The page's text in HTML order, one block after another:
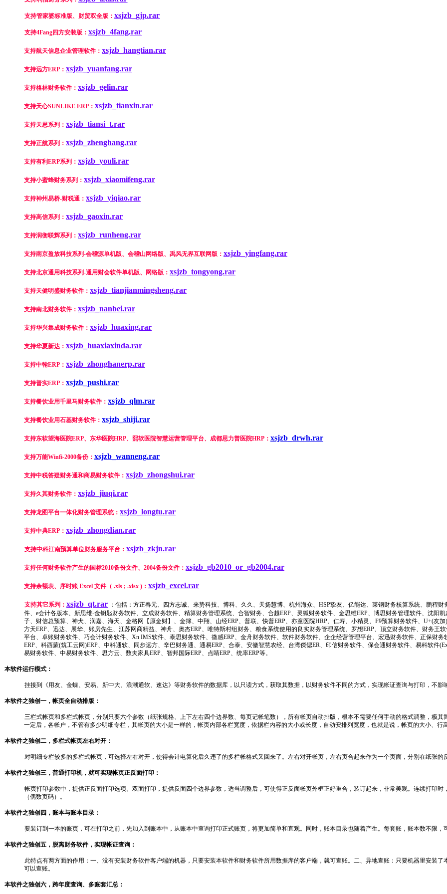
支持管家婆标准版、财贸双全版：xsjzb_gjp.rar
支持4Fang四方安装版：xsjzb_4fang.rar
支持航天信息企业管理软件： xsjzb_hangtian.rar
支持远方ERP： xsjzb_yuanfang.rar
支持格林财务软件： xsjzb_gelin.rar
支持天心SUNLIKE ERP： xsjzb_tianxin.rar
支持天思系列： xsjzb_tiansi_t.rar
支持正航系列： xsjzb_zhenghang.rar
支持有利ERP系列： xsjzb_youli.rar
支持小蜜蜂财务系列： xsjzb_xiaomifeng.rar
支持神州易桥-财税通： xsjzb_yiqiao.rar
支持高信系列： xsjzb_gaoxin.rar
支持润衡联辉系列： xsjzb_runheng.rar
支持南京盈放科技系列-会稽源单机版、会稽山网络版、禹风无界互联网版： xsjzb_yingfang.rar
支持北京通用科技系列-通用财会软件单机版、网络版： xsjzb_tongyong.rar
支持天健明盛财务软件： xsjzb_tianjianmingsheng.rar
支持南北财务软件： xsjzb_nanbei.rar
支持华兴集成财务软件： xsjzb_huaxing.rar
支持华夏新达： xsjzb_huaxiaxinda.rar
支持中翰ERP： xsjzb_zhonghanerp.rar
支持普实ERP： xsjzb_pushi.rar
支持餐饮业用千里马财务软件： xsjzb_qlm.rar
支持餐饮业用石基财务软件： xsjzb_shiji.rar
支持东软望海医院ERP、东华医院HRP、熙软医院智慧运营管理平台、成都思力普医院HRP： xsjzb_drwh.rar
支持万能Winfi-2000备份： xsjzb_wanneng.rar
支持中税答疑财务通和商易财务软件： xsjzb_zhongshui.rar
支持久其财务软件： xsjzb_jiuqi.rar
支持龙图平台一体化财务管理系统： xsjzb_longtu.rar
支持中典ERP： xsjzb_zhongdian.rar
支持中科江南预算单位财务服务平台：xsjzb_zkjn.rar
支持任何财务软件产生的国标2010备份文件、2004备份文件： xsjzb_gb2010_or_gb2004.rar
支持余额表、序时账 Excel 文件（ .xls ; .xlsx )： xsjzb_excel.rar
支持其它系列：xsjzb_qt.rar ：包括：方正春元、四方志诚、来势科技、博科、久久、天扬慧博、杭州海众、HSP挚友、亿能达、莱钢财务核算系统、鹏程
件、e会计各版本、新思维-金钥匙财务软件、立成财务软件、精算财务管理系统、合智财务、合越ERP、灵狐财务软件、金思维ERP、博思财务管理软件、沈阳
子、财信总预算、神犬、润嘉、海天、金格网【原金财】、金簿、中翔、山经ERP、普联、快普ERP、亦童医院HRP、仁寿、小精灵、F9预算财务软件、U+(友
方天ERP、迅达、展华、账房先生、江苏网商精益、神舟、奥杰ERP、唯特斯村组财务、粮食系统使用的良实财务管理系统、罗想ERP、顶立财务软件、财务王
平台、卓账财务软件、巧会计财务软件、Xn IMS软件、泰思财务软件、微感ERP、金舟财务软件、软件财务软件、企企经营管理平台、宏迅财务软件、正保财
ERP、科西蒙(筑工云网)ERP、中科通软、同步远方、辛巴财务通、通易ERP、合泰、安徽智慧农经、台湾傑偲ER、印信财务软件、保会通财务软件、易科软件
易财务软件、中易财务软件、思方云、数夫家具ERP、智邦国际ERP、点睛ERP、统率ERP等。
本软件运行模式：
挂接到《用友、金蝶、安易、新中大、浪潮通软、速达》等财务软件的数据库，以只读方式，获取其数据，以财务软件不同的方式，实现帐证查询与打印，不
本软件之独创一，帐页全自动排版：
三栏式帐页和多栏式帐页，分别只要六个参数（纸张规格、上下左右四个边界数、每页记帐笔数），所有帐页自动排版，根本不需要任何手动的格式调整，极
一定后，各帐户，不管有多少明细专栏，其帐页的大小是一样的，帐页内部各栏宽度，依据栏内容的大小或长度，自动安排列宽度，也就是说，帐页的大小、
本软件之独创二，多栏式帐页左右对开：
对明细专栏较多的多栏式帐页，可选择左右对开，使得会计电算化后久违了的多栏帐格式又回来了。左右对开帐页，左右页合起来作为一个页面，分别在纸张的
本软件之独创三，普通打印机，就可实现帐页正反面打印：
帐页打印参数中，提供正反面打印选项。双面打印，提供反面四个边界参数，适当调整后，可使得正反面帐页外框正好重合，装订起来，非常美观。连续打印
（偶数页码）。
本软件之独创四，账本与账本目录：
要装订到一本的账页，可在打印之前，先加入到账本中，从账本中查询打印正式账页，将更加简单和直观。同时，账本目录也随着产生。每套账，账本数不限，
本软件之独创五，脱离财务软件，实现帐证查询：
此特点有两方面的作用：一、没有安装财务软件客户端的机器，只要安装本软件和财务软件所用数据库的客户端，就可查账。二、异地查账：只要机器里安装
可以查账。
本软件之独创六，跨年度查询、多账套汇总：